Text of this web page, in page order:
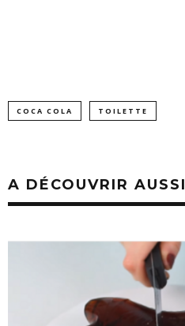
COCA COLA TOILETTE
A DÉCOUVRIR AUSSI